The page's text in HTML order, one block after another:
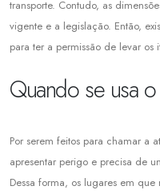
transporte. Contudo, as
vigente e a legislação. Então,
para ter a permissão de levar os
Quando se usa
Por serem feitos para chamar a
apresentar perigo e precisa de
Dessa forma, os lugares em